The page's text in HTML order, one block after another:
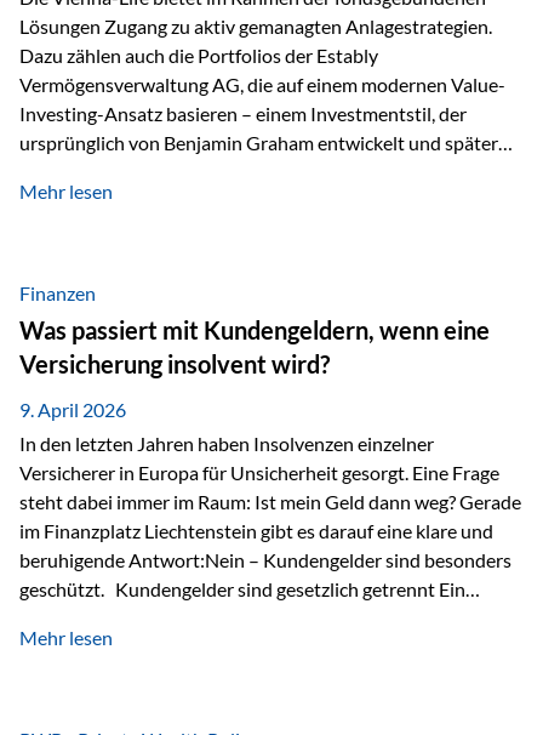
Lösungen Zugang zu aktiv gemanagten Anlagestrategien.
Dazu zählen auch die Portfolios der Estably
Vermögensverwaltung AG, die auf einem modernen Value-
Investing-Ansatz basieren – einem Investmentstil, der
ursprünglich von Benjamin Graham entwickelt und später
Modernes Value Investing als Grundlage Der
Fokus stehen Unternehmen, deren Börsenkurs unter ihrem
inneren Wert liegt. Neben klassischen
Bewertungskennzahlen werden auch qualitative Faktoren
wie Geschäftsmodell, Wettbewerbsvorteile und
Managementqualität…
Mehr lesen
Finanzen
Was passiert mit Kundengeldern, wenn eine
Versicherung insolvent wird?
9. April 2026
In den letzten Jahren haben Insolvenzen einzelner
Versicherer in Europa für Unsicherheit gesorgt. Eine Frage
steht dabei immer im Raum: Ist mein Geld dann weg? Gerade
im Finanzplatz Liechtenstein gibt es darauf eine klare und
beruhigende Antwort:Nein – Kundengelder sind besonders
geschützt. Kundengelder sind gesetzlich getrennt Ein
sogenannte Sondermasse. Das bedeutet:Die
Mehr lesen